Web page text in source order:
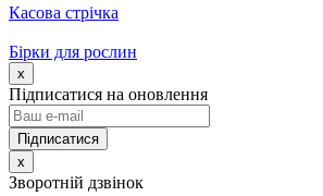
Касова стрічка
Бірки для рослин
x
Підписатися на оновлення
x
Зворотній дзвінок